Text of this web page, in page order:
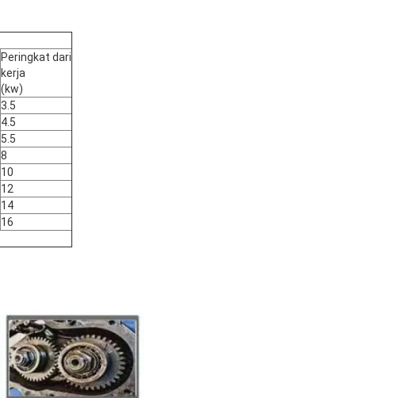
Peringkat dari
kerja
(kw)
3.5
4.5
5.5
8
10
12
14
16